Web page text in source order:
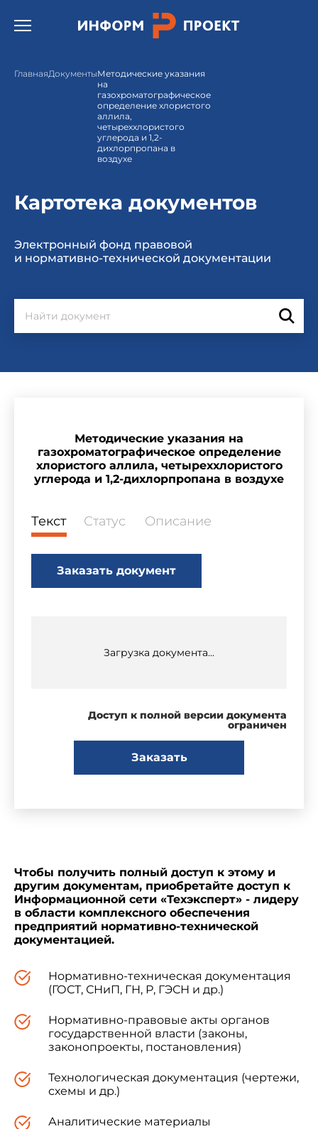
Открыть бургер меню.
ГлавнаяДокументыМетодические указания
на
газохроматографическое
определение хлористого
аллила,
четыреххлористого
углерода и 1,2-
дихлорпропана в
воздухе
Картотека документов
Электронный фонд правовой
и нормативно-технической документации
Методические указания на
газохроматографическое определение
хлористого аллила, четыреххлористого
углерода и 1,2-дихлорпропана в воздухе
Текст Статус Описание
Заказать документ
Загрузка документа...
Доступ к полной версии документа
ограничен
Заказать
Чтобы получить полный доступ к этому и
другим документам, приобретайте доступ к
Информационной сети «Техэксперт» - лидеру
в области комплексного обеспечения
предприятий нормативно-технической
документацией.
Нормативно-техническая документация
(ГОСТ, СНиП, ГН, Р, ГЭСН и др.)
Нормативно-правовые акты органов
государственной власти (законы,
законопроекты, постановления)
Технологическая документация (чертежи,
схемы и др.)
Аналитические материалы